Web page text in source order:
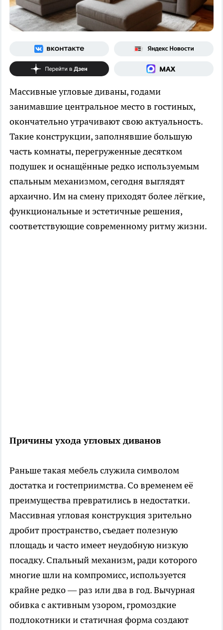
Массивные угловые диваны, годами
занимавшие центральное место в гостиных,
окончательно утрачивают свою актуальность.
Такие конструкции, заполнявшие большую
часть комнаты, перегруженные десятком
подушек и оснащённые редко используемым
спальным механизмом, сегодня выглядят
архаично. Им на смену приходят более лёгкие,
функциональные и эстетичные решения,
соответствующие современному ритму жизни.
Причины ухода угловых диванов
Раньше такая мебель служила символом
достатка и гостеприимства. Со временем её
преимущества превратились в недостатки.
Массивная угловая конструкция зрительно
дробит пространство, съедает полезную
площадь и часто имеет неудобную низкую
посадку. Спальный механизм, ради которого
многие шли на компромисс, используется
крайне редко — раз или два в год. Вычурная
обивка с активным узором, громоздкие
подлокотники и статичная форма создают